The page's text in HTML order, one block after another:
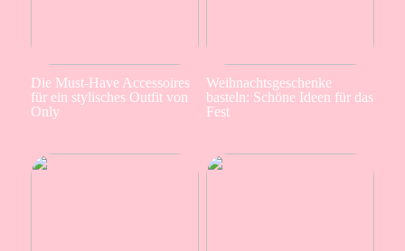
Die Must-Have Accessoires
für ein stylisches Outfit von
Only
Weihnachtsgeschenke
basteln: Schöne Ideen für das
Fest